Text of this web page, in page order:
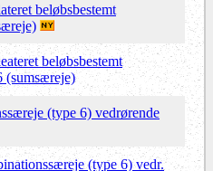
beløbsbestemt
beløbsbestemt
(sumsæreje)
(type 6) vedrørende
(type 6) vedr.